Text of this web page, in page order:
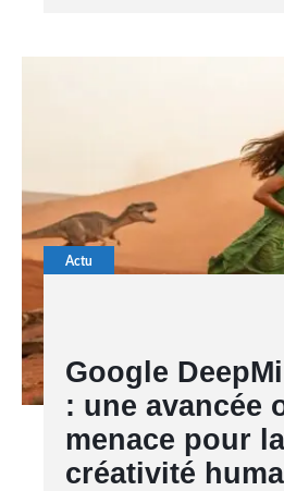
Actu
Google
: une avancée
menace pour
créativité